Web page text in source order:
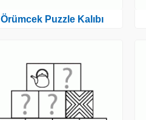
Örümcek Puzzle Kalıbı